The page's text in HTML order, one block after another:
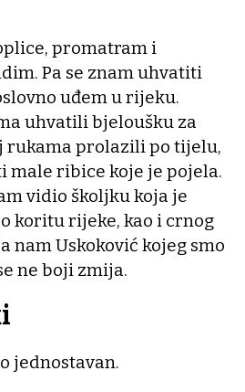
promatram i
Pa se znam uhvatiti
uđem u rijeku.
uhvatili bjeloušku za
rukama prolazili po tijelu,
male ribice koje je pojela.
vidio školjku koja je
koritu rijeke, kao i crnog
nam Uskoković kojeg smo
ne boji zmija.
jednostavan.